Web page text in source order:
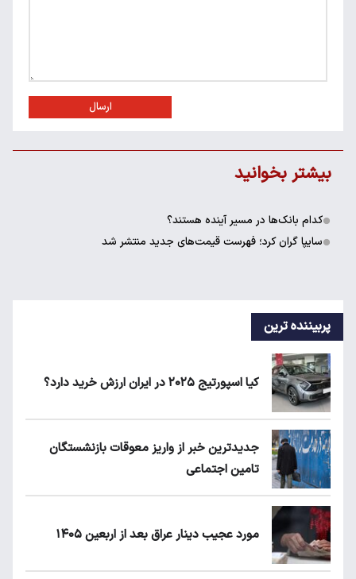
ارسال
بیشتر بخوانید
کدام بانک‌ها در مسیر آینده هستند؟
سایپا گران کرد؛ فهرست قیمت‌های جدید منتشر شد
پربیننده ترین
کیا اسپورتیج ۲۰۲۵ در ایران ارزش خرید دارد؟
جدیدترین خبر از واریز معوقات بازنشستگان
تامین اجتماعی
مورد عجیب دینار عراق بعد از اربعین ۱۴۰۵